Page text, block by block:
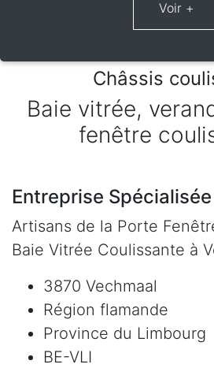
Châssis
Baie vitrée,
fenêtre
Entreprise Spécialisée
Artisans de la Porte
Baie Vitrée Coulissante à
3870 Vechmaal
Région flamande
Province du Limbourg
BE-VLI